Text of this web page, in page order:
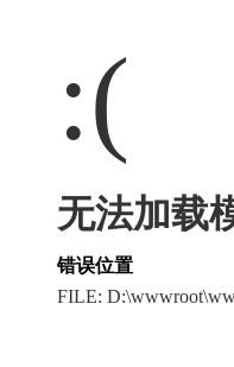
:(
无法加载
错误位置
FILE: